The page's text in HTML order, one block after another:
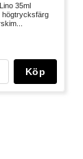
35ml
högtrycksfärg
Köp